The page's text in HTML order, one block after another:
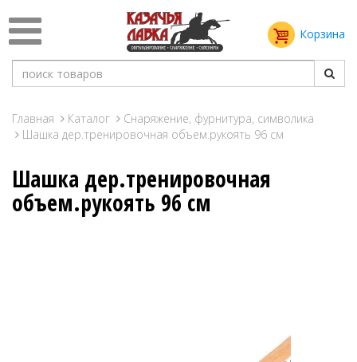
Корзина
Главная Каталог
Снаряжение, фурнитура, символика
Шашка дер.тренировочная объем.рукоять 96 см
Шашка дер.тренировочная
объем.рукоять 96 см